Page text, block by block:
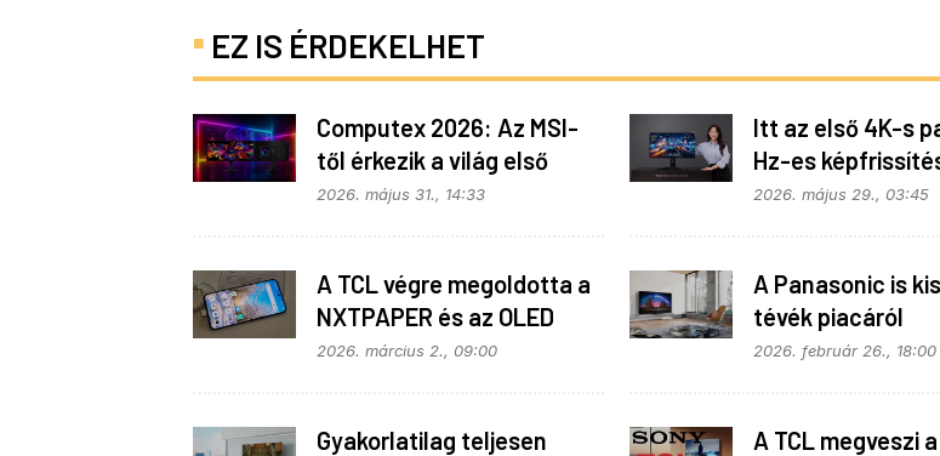
EZ IS ÉRDEKELHET
Computex 2026: Az MSI-
től érkezik a világ első
triple mode monitora
2026. május 31., 14:33
Itt az első 4K-s
Hz-es
2026. május 29., 03:45
A TCL végre megoldotta a
NXTPAPER és az OLED
házasítását
2026. március 2., 09:00
A Panasonic is
tévék piacáról
2026. február 26., 18:00
Gyakorlatilag teljesen
A TCL megveszi